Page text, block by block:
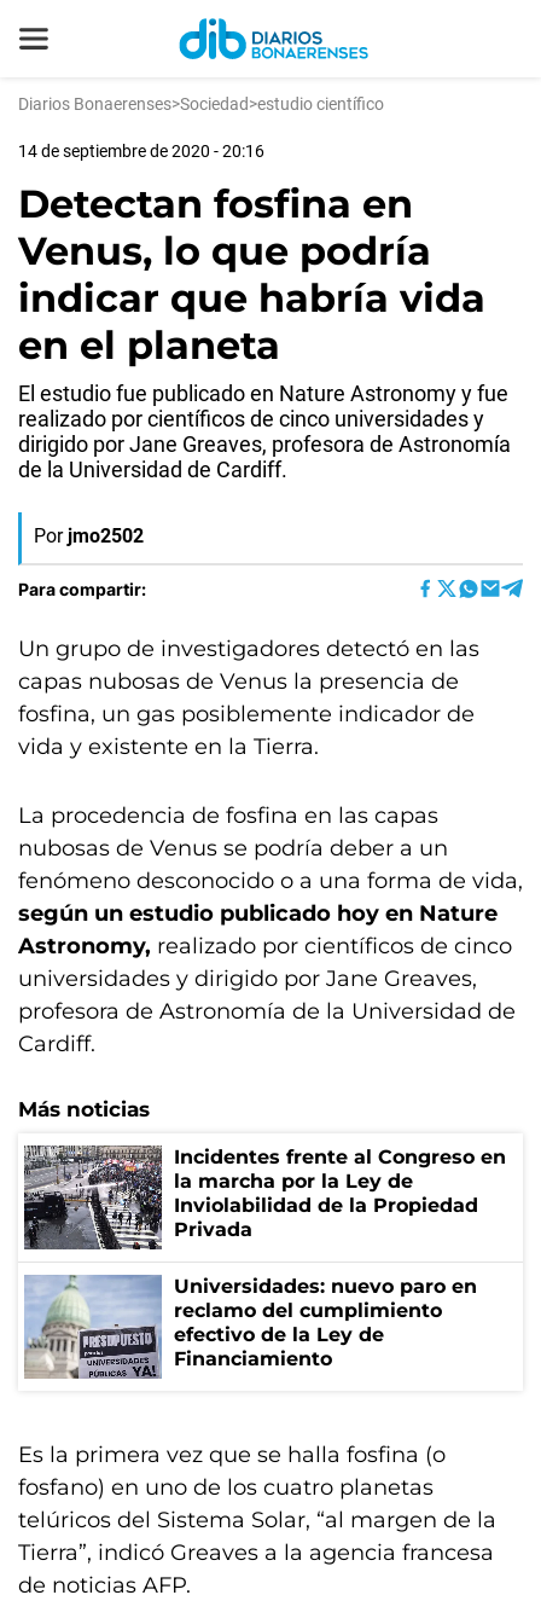
Diarios Bonaerenses>Sociedad>estudio científico
14 de septiembre de 2020 - 20:16
Detectan fosfina en
Venus, lo que podría
indicar que habría vida
en el planeta
El estudio fue publicado en Nature Astronomy y fue
realizado por científicos de cinco universidades y
dirigido por Jane Greaves, profesora de Astronomía
de la Universidad de Cardiff.
Por jmo2502
Para compartir:
Un grupo de investigadores detectó en las
capas nubosas de Venus la presencia de
fosfina, un gas posiblemente indicador de
vida y existente en la Tierra.
La procedencia de fosfina en las capas
nubosas de Venus se podría deber a un
fenómeno desconocido o a una forma de vida,
según un estudio publicado hoy en Nature
Astronomy, realizado por científicos de cinco
universidades y dirigido por Jane Greaves,
profesora de Astronomía de la Universidad de
Cardiff.
Más noticias
Incidentes frente al Congreso en
la marcha por la Ley de
Inviolabilidad de la Propiedad
Privada
Universidades: nuevo paro en
reclamo del cumplimiento
efectivo de la Ley de
Financiamiento
Es la primera vez que se halla fosfina (o
fosfano) en uno de los cuatro planetas
telúricos del Sistema Solar, “al margen de la
Tierra”, indicó Greaves a la agencia francesa
de noticias AFP.